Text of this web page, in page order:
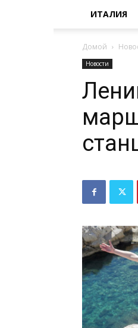
ИТАЛИЯ
Домой
Новости